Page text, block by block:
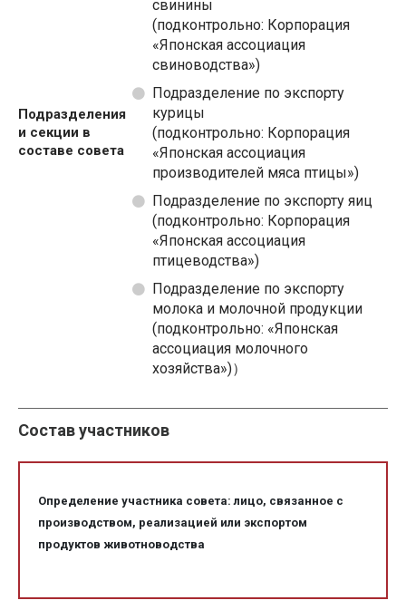
Подразделения
и секции в
составе совета
свинины
(подконтрольно: Корпорация
«Японская ассоциация
свиноводства»)
Подразделение по экспорту
курицы
(подконтрольно: Корпорация
«Японская ассоциация
производителей мяса птицы»)
Подразделение по экспорту яиц
(подконтрольно: Корпорация
«Японская ассоциация
птицеводства»)
Подразделение по экспорту
молока и молочной продукции
(подконтрольно: «Японская
ассоциация молочного
хозяйства»)）
Состав участников
Определение участника совета: лицо, связанное с
производством, реализацией или экспортом
продуктов животноводства